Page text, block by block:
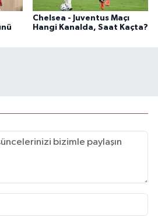
Chelsea - Juventus Maçı
Hangi Kanalda, Saat Kaçta?